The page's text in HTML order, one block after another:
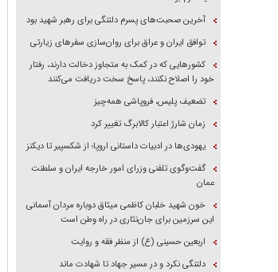
آخرین صحبت‌های پسرم دلتنگی برای رهبر شهید بود
توافق ایران و عراق برای روان‌سازی سفر‌های زیارتی
کشور‌هایی که در کمک به متجاوز دخالت دارند، رفتار
خود را اصلاح نکنند، پاسخ سخت دریافت می‌کنند
تضعیف پلیس، فروپاشی همه‌چیز
زمان شارژ اعتبار کالابرگ تغییر کرد
یهودی‌ها در ادبیات داستانی اروپا؛ از شکسپیر تا دیکنز
گفت‌وگوی تلفنی وزرای امور خارجه ایران و سلطنت
عمان
خون شهید خلبان کاظمی میثاق دوباره مردان آسمانی
این سرزمین برای جان‌نثاری در راه وطن است
اربعین حسینی (ع) از منظر فقه و روایت
دلتنگی نکرد و در مسیر جهاد تا شهادت ماند